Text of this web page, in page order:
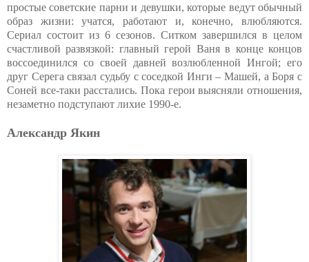
простые советские парни и девушки, которые ведут обычный
образ жизни: учатся, работают и, конечно, влюбляются.
Сериал состоит из 6 сезонов. Ситком завершился в целом
счастливой развязкой: главный герой Ваня в конце концов
воссоединился со своей давней возлюбленной Ингой; его
друг Серега связал судьбу с соседкой Инги – Машей, а Боря с
Соней все-таки расстались. Пока герои выясняли отношения,
незаметно подступают лихие 1990-е.
Александр Якин